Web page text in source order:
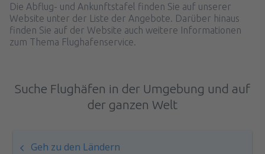
Die Abflug- und Ankunftstafel finden Sie auf unserer
Website unter der Liste der Angebote. Darüber hinaus
finden Sie auf der Website auch weitere Informationen
zum Thema Flughafenservice.
Suche Flughäfen in der Umgebung und auf
der ganzen Welt
Geh zu den Ländern